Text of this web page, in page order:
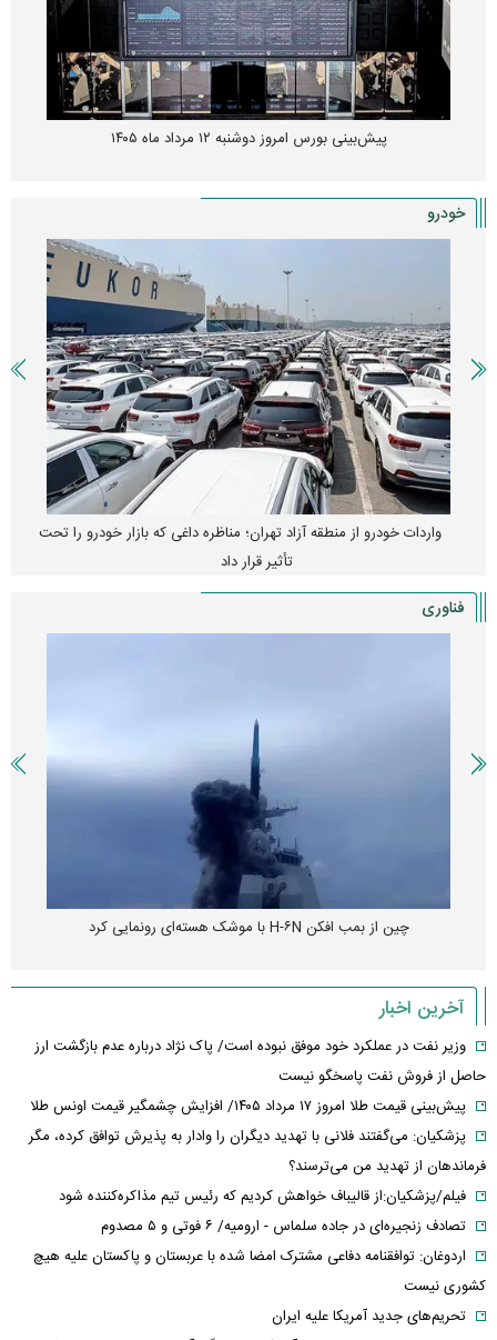
پیش‌بینی بورس امروز دوشنبه ۱۲ مرداد ماه ۱۴۰۵
خودرو
واردات خودرو از منطقه آزاد تهران؛ مناظره داغی که بازار خودرو را تحت
تأثیر قرار داد
فناوری
چین از بمب افکن H-۶N با موشک هسته‌ای رونمایی کرد
آخرین اخبار
وزیر نفت در عملکرد خود موفق نبوده است/ پاک نژاد درباره عدم بازگشت ارز
حاصل از فروش نفت پاسخگو نیست
پیش‌بینی قیمت طلا امروز ۱۷ مرداد ۱۴۰۵/ افزایش چشمگیر قیمت اونس طلا
پزشکیان: می‌گفتند فلانی با تهدید دیگران را وادار به پذیرش توافق کرده، مگر
فرماندهان از تهدید من می‌ترسند؟
فیلم/پزشکیان:از قالیباف خواهش کردیم که رئیس تیم مذاکره‌کننده شود
تصادف زنجیره‌ای در جاده سلماس - ارومیه/ ۶ فوتی و ۵ مصدوم
اردوغان: توافقنامه دفاعی مشترک امضا شده با عربستان و پاکستان علیه هیچ
کشوری نیست
تحریم‌های جدید آمریکا علیه ایران